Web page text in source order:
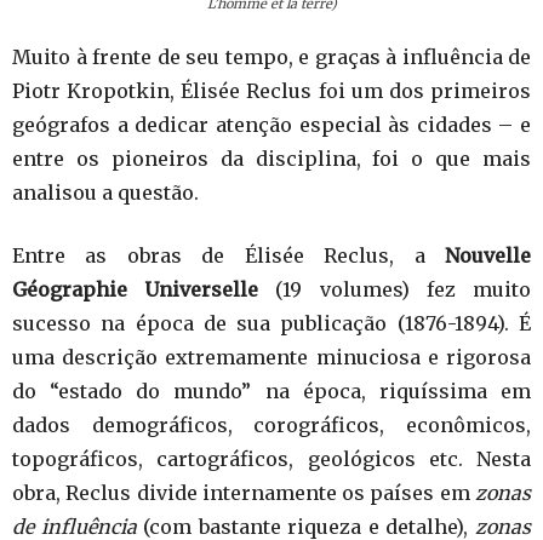
L’homme et la terre)
Muito à frente de seu tempo, e graças à influência de
Piotr Kropotkin, Élisée Reclus foi um dos primeiros
geógrafos a dedicar atenção especial às cidades – e
entre os pioneiros da disciplina, foi o que mais
analisou a questão.
Entre as obras de Élisée Reclus, a Nouvelle
Géographie Universelle (19 volumes) fez muito
sucesso na época de sua publicação (1876-1894). É
uma descrição extremamente minuciosa e rigorosa
do “estado do mundo” na época, riquíssima em
dados demográficos, corográficos, econômicos,
topográficos, cartográficos, geológicos etc. Nesta
obra, Reclus divide internamente os países em zonas
de influência (com bastante riqueza e detalhe),zonas